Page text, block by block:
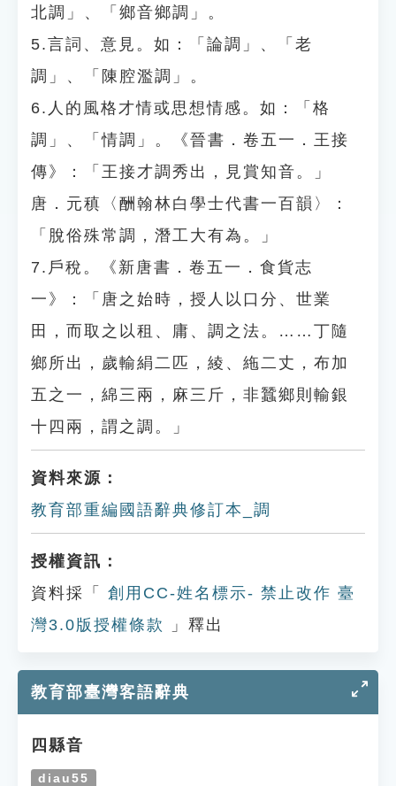
北調」、「鄉音鄉調」。
5.言詞、意見。如：「論調」、「老
調」、「陳腔濫調」。
6.人的風格才情或思想情感。如：「格
調」、「情調」。《晉書．卷五一．王接
傳》：「王接才調秀出，見賞知音。」
唐．元稹〈酬翰林白學士代書一百韻〉：
「脫俗殊常調，潛工大有為。」
7.戶稅。《新唐書．卷五一．食貨志
一》：「唐之始時，授人以口分、世業
田，而取之以租、庸、調之法。……丁隨
鄉所出，歲輸絹二匹，綾、絁二丈，布加
五之一，綿三兩，麻三斤，非蠶鄉則輸銀
十四兩，謂之調。」
資料來源：
教育部重編國語辭典修訂本_調
授權資訊：
資料採「
創用CC-姓名標示- 禁止改作 臺
灣3.0版授權條款
」釋出
教育部臺灣客語辭典
四縣音
diau55